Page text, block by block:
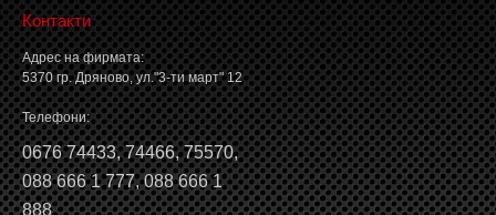
Контакти
Адрес на фирмата:
5370 гр. Дряново, ул."3-ти март" 12
Телефони:
0676 74433,74466,75570,
088 666 1 777,088 666 1
888